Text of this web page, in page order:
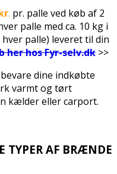
. pr. palle ved køb af 2
palle med ca. 10 kg i
palle) leveret til din
her hos Fyr-selv.dk >>
dine indkøbte
varmt og tørt
kælder eller carport.
TYPER AF BRÆNDE